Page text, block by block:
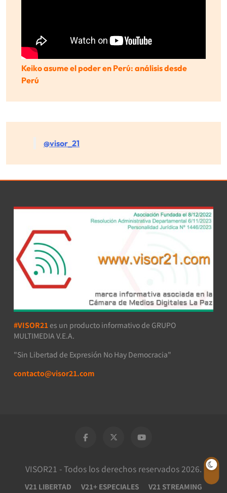
Keiko asume el poder en Perú: análisis desde
Perú
@visor_21
#VISOR21 es un producto informativo de GRUPO
MULTIMEDIA V.E.A.
"Sin Libertad de Expresión No Hay Democracia"
contacto@visor21.com
VISOR21 - Todos los derechos reservados 2026.
V21 LIBERTAD V21+ ESPECIALES V21 STREAMING